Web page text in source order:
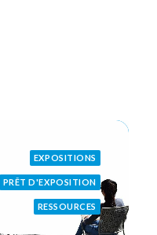
EXPOSITIONS
PRÊT D'EXPOSITION
RESSOURCES